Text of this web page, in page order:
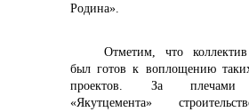
Родина».
Отметим, что
был готов к воплощению
проектов. За плечами
«Якутцемента»